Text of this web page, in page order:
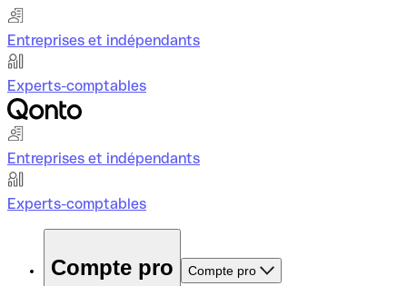
Entreprises et indépendants
Experts-comptables
Entreprises et indépendants
Experts-comptables
Compte pro Compte pro